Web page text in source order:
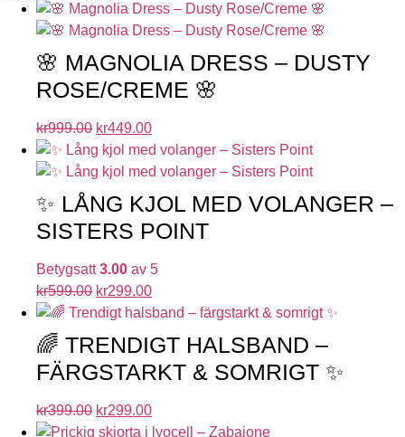
🌸 MAGNOLIA DRESS – DUSTY
ROSE/CREME 🌸
kr999.00 kr449.00
✨ LÅNG KJOL MED VOLANGER –
SISTERS POINT
Betygsatt3.00 av 5
kr599.00 kr299.00
🌈 TRENDIGT HALSBAND –
FÄRGSTARKT & SOMRIGT ✨
kr399.00 kr299.00